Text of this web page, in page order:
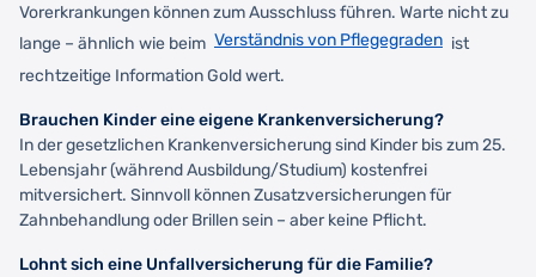
Vorerkrankungen können zum Ausschluss führen. Warte nicht zu
lange – ähnlich wie beim Verständnis von Pflegegraden ist
rechtzeitige Information Gold wert.
Brauchen Kinder eine eigene Krankenversicherung?
In der gesetzlichen Krankenversicherung sind Kinder bis zum 25.
Lebensjahr (während Ausbildung/Studium) kostenfrei
mitversichert. Sinnvoll können Zusatzversicherungen für
Zahnbehandlung oder Brillen sein – aber keine Pflicht.
Lohnt sich eine Unfallversicherung für die Familie?